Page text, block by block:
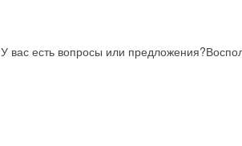
У вас есть вопросы или предложения?